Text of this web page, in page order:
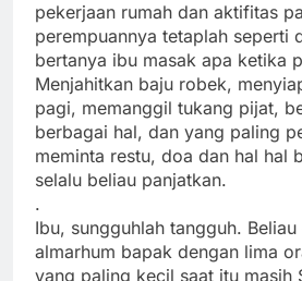
pekerjaan rumah dan aktifitas
perempuannya tetaplah seperti
bertanya ibu masak apa ketika
Menjahitkan baju robek,
pagi, memanggil tukang pijat,
berbagai hal, dan yang paling
meminta restu, doa dan hal hal
selalu beliau panjatkan.
.
Ibu, sungguhlah tangguh.
almarhum bapak dengan lima
yang paling kecil saat itu masih